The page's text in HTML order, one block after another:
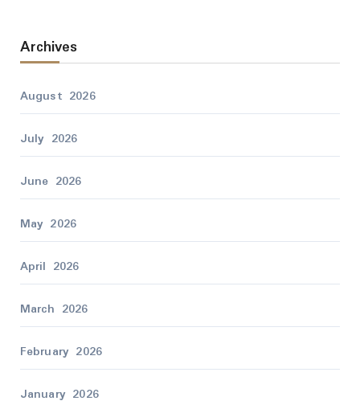
Archives
August 2026
July 2026
June 2026
May 2026
April 2026
March 2026
February 2026
January 2026